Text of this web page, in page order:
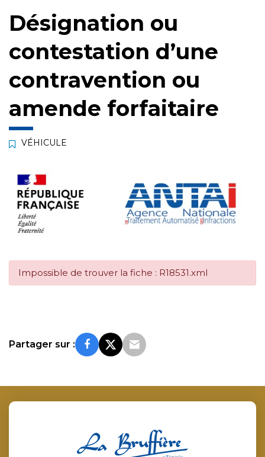
Désignation ou
contestation d’une
contravention ou
amende forfaitaire
VÉHICULE
Impossible de trouver la fiche : R18531.xml
Partager sur :